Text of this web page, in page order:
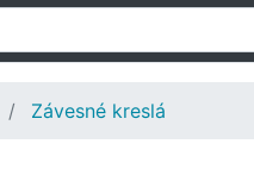
Závesné kreslá